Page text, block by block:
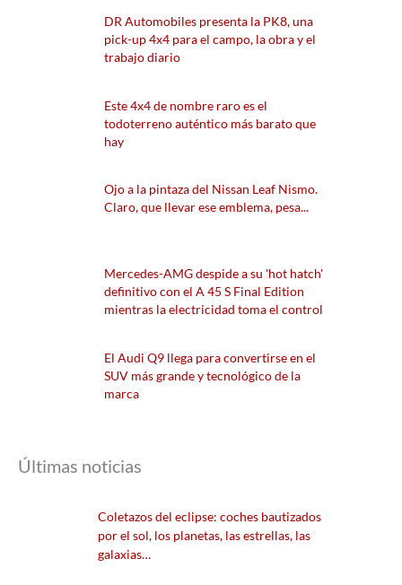
DR Automobiles presenta la PK8, una
pick-up 4x4 para el campo, la obra y el
trabajo diario
Este 4x4 de nombre raro es el
todoterreno auténtico más barato que
hay
Ojo a la pintaza del Nissan Leaf Nismo.
Claro, que llevar ese emblema, pesa...
Mercedes-AMG despide a su 'hot hatch'
definitivo con el A 45 S Final Edition
mientras la electricidad toma el control
El Audi Q9 llega para convertirse en el
SUV más grande y tecnológico de la
marca
Últimas noticias
Coletazos del eclipse: coches bautizados
por el sol, los planetas, las estrellas, las
galaxias…